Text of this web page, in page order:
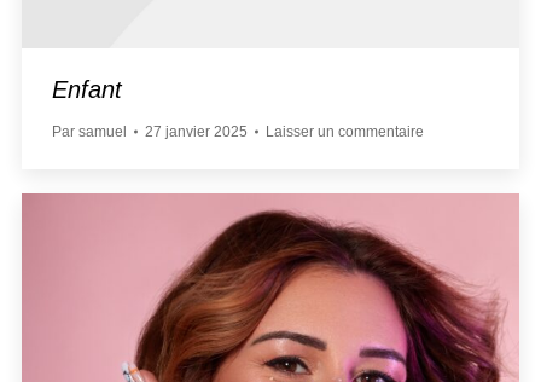
Enfant
Par samuel 27 janvier 2025 Laisser un commentaire